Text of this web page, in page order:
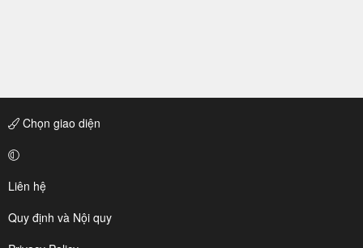
Chọn giao diện
Liên hệ
Quy định và Nội quy